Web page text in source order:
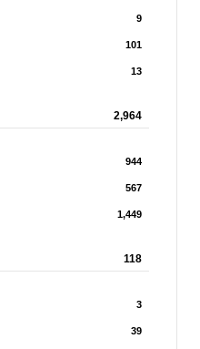
9
101
13
2,964
944
567
1,449
118
3
39